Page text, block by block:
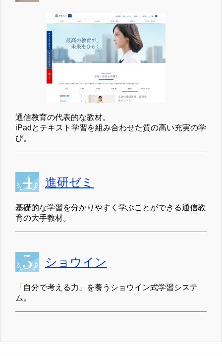
通信教育の代表的な教材。
iPadとテキスト学習を組み合わせた質の高い充実の学
び。
進研ゼミ
基礎的な学習を分かりやすく学ぶことができる通信教
育の大手教材。
ショウイン
「自分で考える力」を養うショウイン式学習システ
ム。